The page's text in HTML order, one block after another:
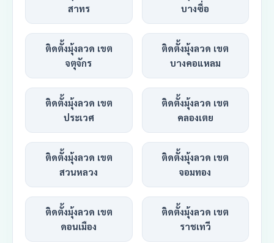
สาทร
บางซื่อ
ติดตั้งมุ้งลวด เขต
จตุจักร
ติดตั้งมุ้งลวด เขต
บางคอแหลม
ติดตั้งมุ้งลวด เขต
ประเวศ
ติดตั้งมุ้งลวด เขต
คลองเตย
ติดตั้งมุ้งลวด เขต
สวนหลวง
ติดตั้งมุ้งลวด เขต
จอมทอง
ติดตั้งมุ้งลวด เขต
ดอนเมือง
ติดตั้งมุ้งลวด เขต
ราชเทวี